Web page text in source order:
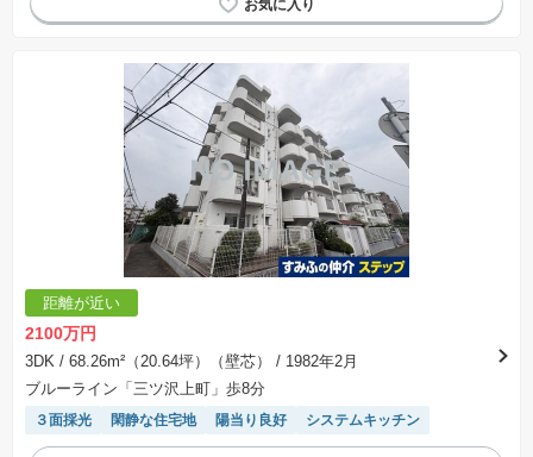
距離が近い
2100万円
3DK / 68.26m²（20.64坪）（壁芯）
/ 1982年2月
ブルーライン「三ツ沢上町」歩8分
３面採光 閑静な住宅地 陽当り良好 システムキッチン